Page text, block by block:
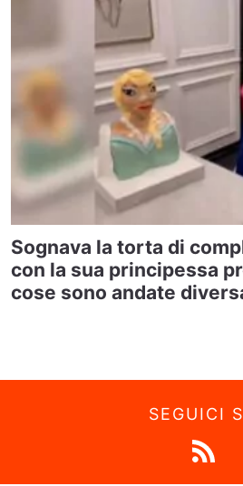
Sognava la torta di
con la sua principessa
cose sono andate
SEGUICI